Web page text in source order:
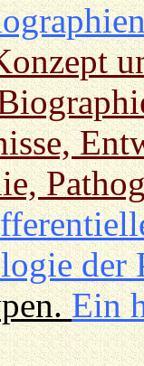
der
Ein